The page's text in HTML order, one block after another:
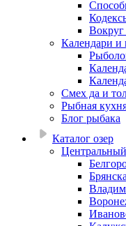
Календари и
Смех да и
Рыбная
Блог рыбака
Каталог озер